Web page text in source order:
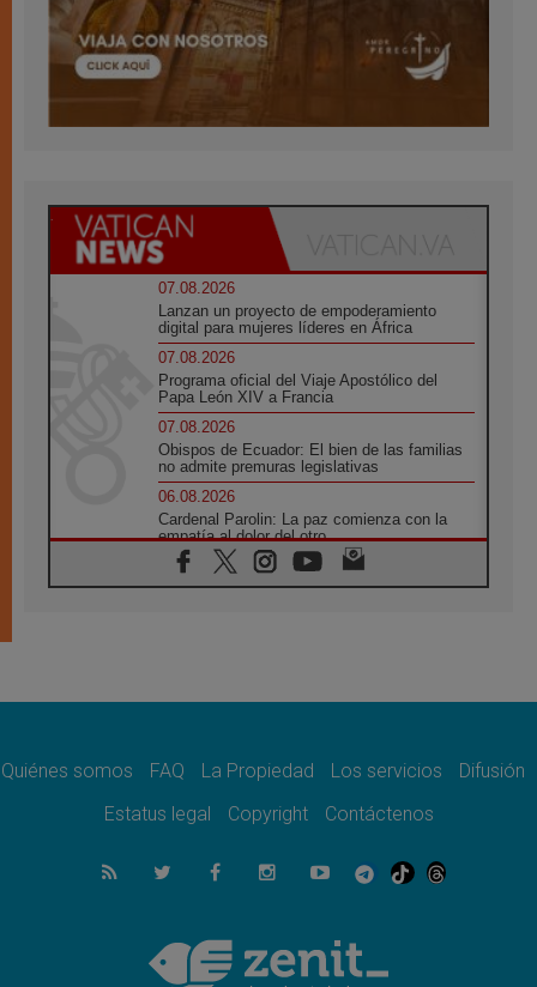
07.08.2026
Lanzan un proyecto de empoderamiento
digital para mujeres líderes en África
07.08.2026
Programa oficial del Viaje Apostólico del
Papa León XIV a Francia
07.08.2026
Obispos de Ecuador: El bien de las familias
no admite premuras legislativas
06.08.2026
Cardenal Parolin: La paz comienza con la
empatía al dolor del otro
06.08.2026
Fray Marco Vianelli: Aprender el Evangelio
06.08.2026
06.08.2026
medio de tensiones y ataques en el sur del
06.08.2026
Hiroshima y Nagasaki, 81 años después.
Pizzaballa en Asís: los cristianos quieren
paz
Quiénes somos FAQ La Propiedad Los servicios
Difusión
Estatus legal
Copyright Contáctenos